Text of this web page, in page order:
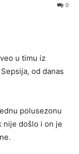
0
u timu iz
od danas
polusezonu
nije došlo i on je